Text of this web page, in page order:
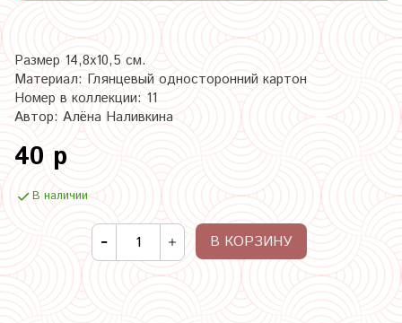
Размер 14,8х10,5 см.
Материал: Глянцевый односторонний картон
Номер в коллекции: 11
Автор: Алёна Наливкина
40 р
В наличии
В КОРЗИНУ